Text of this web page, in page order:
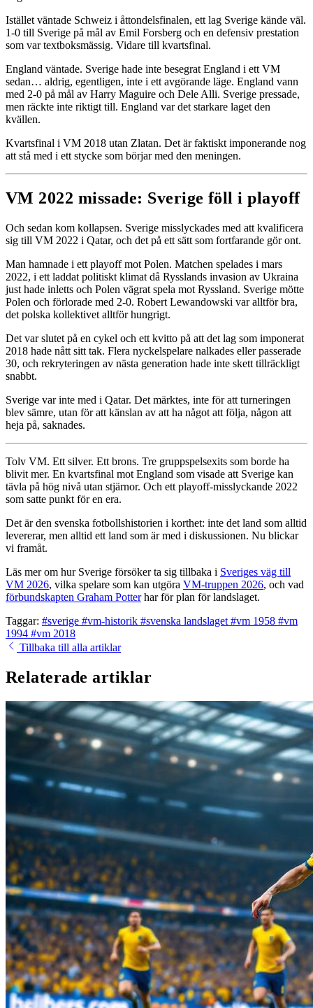
Istället väntade Schweiz i åttondelsfinalen, ett lag Sverige kände väl.
1-0 till Sverige på mål av Emil Forsberg och en defensiv prestation
som var textboksmässig. Vidare till kvartsfinal.
England väntade. Sverige hade inte besegrat England i ett VM
sedan… aldrig, egentligen, inte i ett avgörande läge. England vann
med 2-0 på mål av Harry Maguire och Dele Alli. Sverige pressade,
men räckte inte riktigt till. England var det starkare laget den
kvällen.
Kvartsfinal i VM 2018 utan Zlatan. Det är faktiskt imponerande nog
att stå med i ett stycke som börjar med den meningen.
VM 2022 missade: Sverige föll i playoff
Och sedan kom kollapsen. Sverige misslyckades med att kvalificera
sig till VM 2022 i Qatar, och det på ett sätt som fortfarande gör ont.
Man hamnade i ett playoff mot Polen. Matchen spelades i mars
2022, i ett laddat politiskt klimat då Rysslands invasion av Ukraina
just hade inletts och Polen vägrat spela mot Ryssland. Sverige mötte
Polen och förlorade med 2-0. Robert Lewandowski var alltför bra,
det polska kollektivet alltför hungrigt.
Det var slutet på en cykel och ett kvitto på att det lag som imponerat
2018 hade nått sitt tak. Flera nyckelspelare nalkades eller passerade
30, och rekryteringen av nästa generation hade inte skett tillräckligt
snabbt.
Sverige var inte med i Qatar. Det märktes, inte för att turneringen
blev sämre, utan för att känslan av att ha något att följa, någon att
heja på, saknades.
Tolv VM. Ett silver. Ett brons. Tre gruppspelsexits som borde ha
blivit mer. En kvartsfinal mot England som visade att Sverige kan
tävla på hög nivå utan stjärnor. Och ett playoff-misslyckande 2022
som satte punkt för en era.
Det är den svenska fotbollshistorien i korthet: inte det land som alltid
levererar, men alltid ett land som är med i diskussionen. Nu blickar
vi framåt.
Läs mer om hur Sverige försöker ta sig tillbaka i Sveriges väg till
VM 2026, vilka spelare som kan utgöra VM-truppen 2026, och vad
förbundskapten Graham Potterhar för plan för landslaget.
Taggar: #sverige #vm-historik #svenska landslaget #vm 1958 #vm
1994 #vm 2018
Tillbaka till alla artiklar
Relaterade artiklar